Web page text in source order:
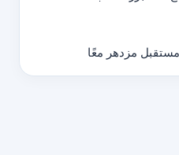
مستقبل مزدهر معًا